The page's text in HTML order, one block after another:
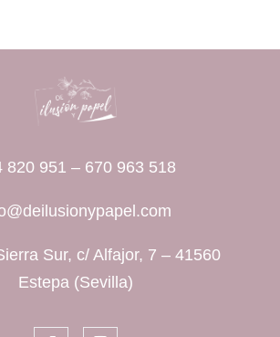
820 951 – 670 963 518
Sur, c/ Alfajor, 7 – 41560
Estepa (Sevilla)